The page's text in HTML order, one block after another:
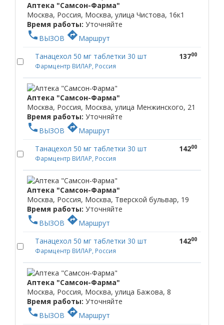
Аптека "Самсон-Фарма"
Москва, Россия, Москва, улица Чистова, 16к1
Время работы: Уточняйте
phone ВЫЗОВ directionsМаршрут
Танацехол 50 мг таблетки 30 шт
Фармцентр ВИЛАР, Россия
13700
Аптека "Самсон-Фарма"
Москва, Россия, Москва, улица Менжинского, 21
Время работы: Уточняйте
phone ВЫЗОВ directionsМаршрут
Танацехол 50 мг таблетки 30 шт
Фармцентр ВИЛАР, Россия
14200
Аптека "Самсон-Фарма"
Москва, Россия, Москва, Тверской бульвар, 19
Время работы: Уточняйте
phone ВЫЗОВ directionsМаршрут
Танацехол 50 мг таблетки 30 шт
Фармцентр ВИЛАР, Россия
14200
Аптека "Самсон-Фарма"
Москва, Россия, Москва, улица Бажова, 8
Время работы: Уточняйте
phone ВЫЗОВ directionsМаршрут